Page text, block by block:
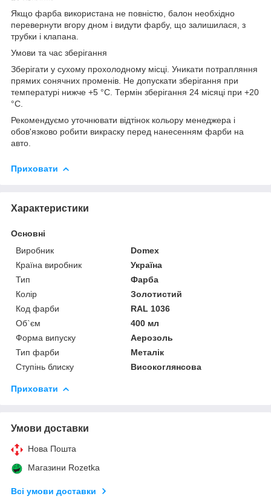
Якщо фарба використана не повністю, балон необхідно
перевернути вгору дном і видути фарбу, що залишилася, з
трубки і клапана.
Умови та час зберігання
Зберігати у сухому прохолодному місці. Уникати потрапляння
прямих сонячних променів. Не допускати зберігання при
температурі нижче +5 °C. Термін зберігання 24 місяці при +20
°C.
Рекомендуємо уточнювати відтінок кольору менеджера і
обов'язково робити викраску перед нанесенням фарби на
авто.
Приховати
Характеристики
Основні
Виробник
Domex
Країна виробник
Україна
Тип
Фарба
Колір
Золотистий
Код фарби
RAL 1036
Об`єм
400 мл
Форма випуску
Аерозоль
Тип фарби
Металік
Ступінь блиску
Високоглянсова
Приховати
Умови доставки
Нова Пошта
Магазини Rozetka
Всі умови доставки